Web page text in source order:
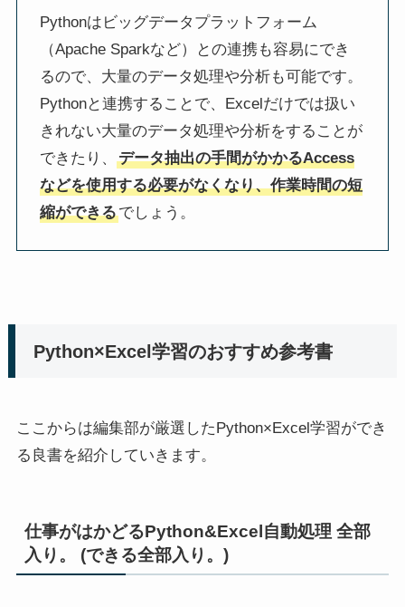
Pythonはビッグデータプラットフォーム
（Apache Sparkなど）との連携も容易にでき
るので、大量のデータ処理や分析も可能です。
Pythonと連携することで、Excelだけでは扱い
きれない大量のデータ処理や分析をすることが
できたり、データ抽出の手間がかかるAccess
などを使用する必要がなくなり、作業時間の短
縮ができるでしょう。
Python×Excel学習のおすすめ参考書
ここからは編集部が厳選したPython×Excel学習ができ
る良書を紹介していきます。
仕事がはかどるPython&Excel自動処理 全部
入り。 (できる全部入り。)